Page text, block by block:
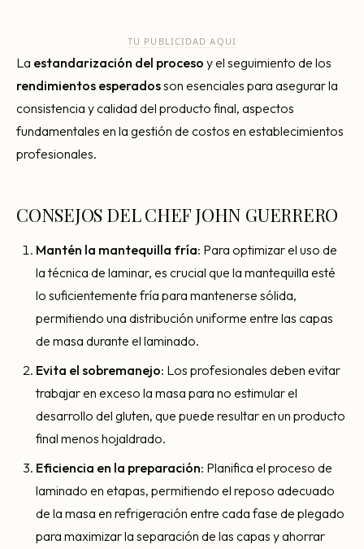
TU PUBLICIDAD AQUI
La estandarización del proceso y el seguimiento de los
rendimientos esperadosson esenciales para asegurar la
consistencia y calidad del producto final, aspectos
fundamentales en la gestión de costos en establecimientos
profesionales.
CONSEJOS DEL CHEF JOHN GUERRERO
Mantén la mantequilla fría: Para optimizar el uso de
la técnica de laminar, es crucial que la mantequilla esté
lo suficientemente fría para mantenerse sólida,
permitiendo una distribución uniforme entre las capas
de masa durante el laminado.
Evita el sobremanejo: Los profesionales deben evitar
trabajar en exceso la masa para no estimular el
desarrollo del gluten, que puede resultar en un producto
final menos hojaldrado.
Eficiencia en la preparación: Planifica el proceso de
laminado en etapas, permitiendo el reposo adecuado
de la masa en refrigeración entre cada fase de plegado
para maximizar la separación de las capas y ahorrar